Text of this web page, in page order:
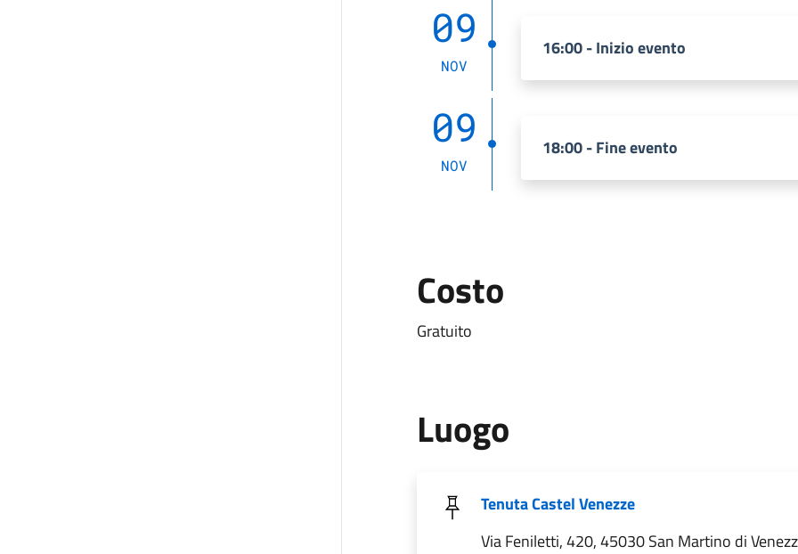
09
NOV
16:00 - Inizio evento
09
NOV
18:00 - Fine evento
Costo
Gratuito
Luogo
Tenuta Castel Venezze
Via Feniletti, 420, 45030 San Martino di